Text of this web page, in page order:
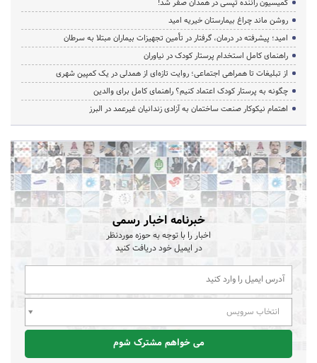
روشن ماند چراغ بیمارستان خیریه امید
امید؛ پیشرفته در درمان، گرفتار در تأمین تجهیزات بیماران مبتلا به سرطان
راهنمای کامل استخدام پرستار کودک در نیاوران
از تبلیغات تا همراهی اجتماعی؛ روایت تازه‌ای از همدلی در یک کمپین شهری
چگونه به پرستار کودک اعتماد کنیم؟ راهنمای کامل برای والدین
اهتمام نیکوکار صنعت ساختمان به آزادی زندانیان غیرعمد در البرز
خبرنامه اخبار رسمی
اخبار را با توجه به حوزه موردنظر
در ایمیل خود دریافت کنید
انتخاب سرویس
می خواهم مشترک شوم